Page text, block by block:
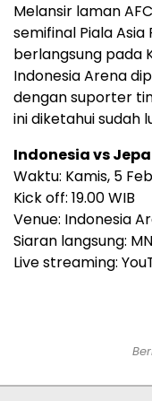
Melansir laman
semifinal Piala
berlangsung pada
Indonesia Arena
dengan suporter
ini diketahui sudah
Indonesia vs
Waktu: Kamis, 5
Kick off: 19.00 WIB
Venue: Indonesia
Siaran langsung:
Live streaming: